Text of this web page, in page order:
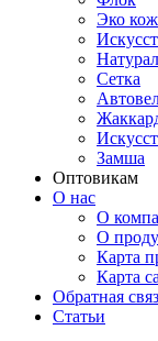
Эко
Сетка
Замша
Оптовикам
О нас
О
О
Карта
Карта
Обратная
Статьи